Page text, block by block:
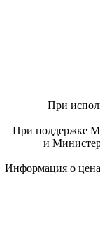
При
При поддержке
и
Информация о